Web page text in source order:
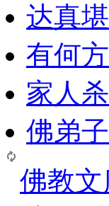
达真
有何
家人
佛弟
佛教文